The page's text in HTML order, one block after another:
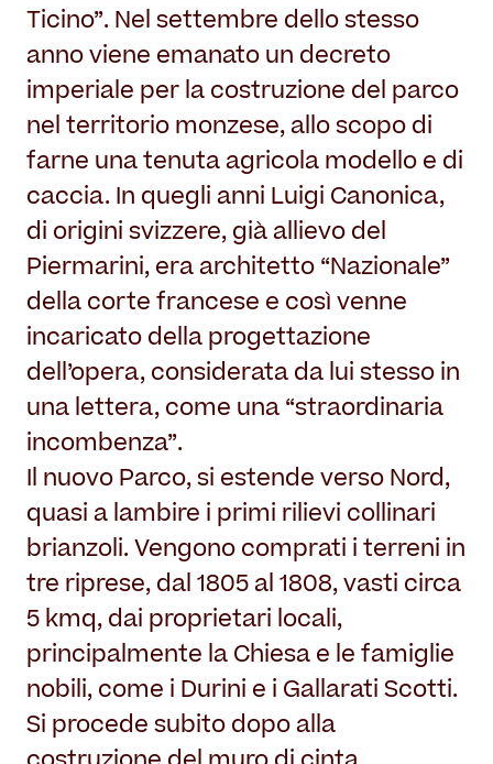
Ticino”. Nel settembre dello stesso
anno viene emanato un decreto
imperiale per la costruzione del parco
nel territorio monzese, allo scopo di
farne una tenuta agricola modello e di
caccia. In quegli anni Luigi Canonica,
di origini svizzere, già allievo del
Piermarini, era architetto “Nazionale”
della corte francese e così venne
incaricato della progettazione
dell’opera, considerata da lui stesso in
una lettera, come una “straordinaria
incombenza”.
Il nuovo Parco, si estende verso Nord,
quasi a lambire i primi rilievi collinari
brianzoli. Vengono comprati i terreni in
tre riprese, dal 1805 al 1808, vasti circa
5 kmq, dai proprietari locali,
principalmente la Chiesa e le famiglie
nobili, come i Durini e i Gallarati Scotti.
Si procede subito dopo alla